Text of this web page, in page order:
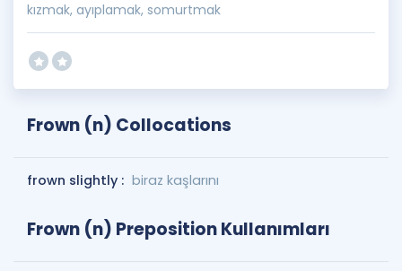
İngilizce Gramer
kızmak, ayıplamak, somurtmak
Frown (n) Collocations
frown slightly : biraz kaşlarını
Frown (n) Preposition Kullanımları